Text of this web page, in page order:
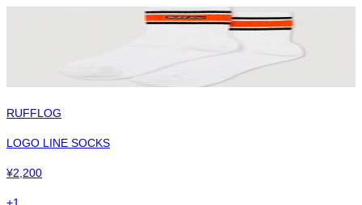
RUFFLOG
LOGO LINE SOCKS
¥2,200
+1